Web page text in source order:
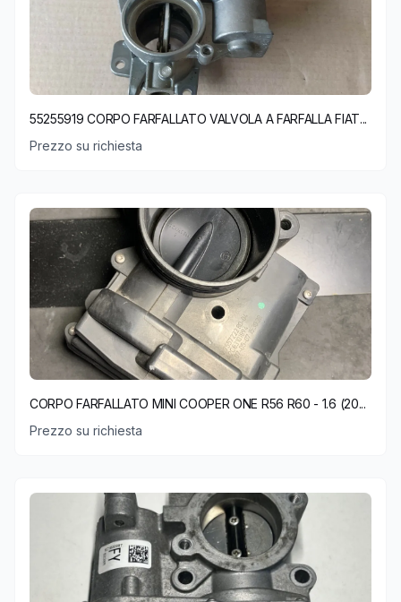
55255919 CORPO FARFALLATO VALVOLA A FARFALLA FIAT...
Prezzo su richiesta
CORPO FARFALLATO MINI COOPER ONE R56 R60 - 1.6 (20...
Prezzo su richiesta